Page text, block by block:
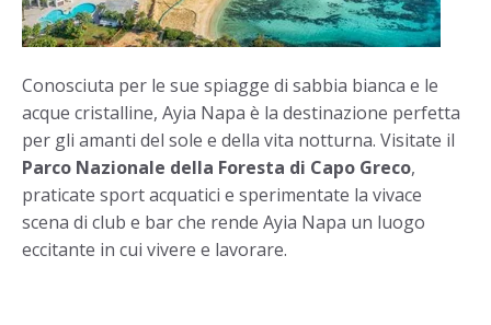
Conosciuta per le sue spiagge di sabbia bianca e le
acque cristalline, Ayia Napa è la destinazione perfetta
per gli amanti del sole e della vita notturna. Visitate il
Parco Nazionale della Foresta di Capo Greco,
praticate sport acquatici e sperimentate la vivace
scena di club e bar che rende Ayia Napa un luogo
eccitante in cui vivere e lavorare.